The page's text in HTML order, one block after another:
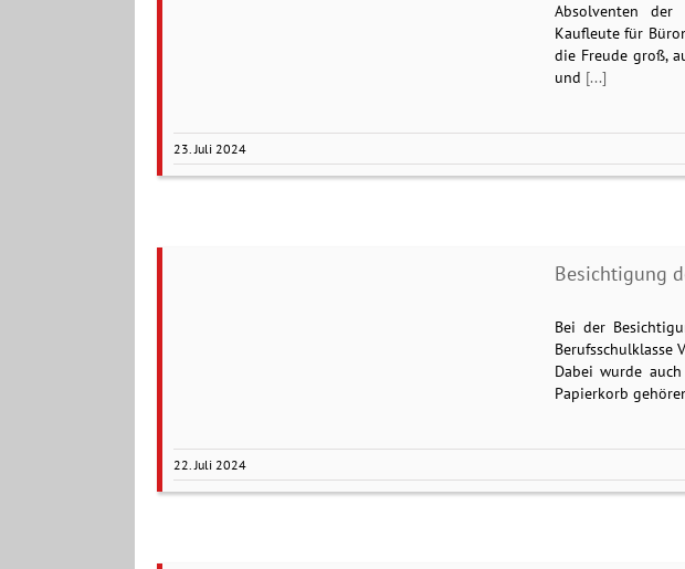
Absolventen der
Kaufleute für
die Freude groß,
und [...]
23. Juli 2024
Besichtigung
Bei der
Berufsschulklasse
Dabei wurde
Papierkorb
22. Juli 2024